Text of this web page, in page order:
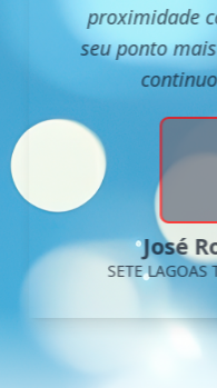
proximidade
seu ponto
José
SETE LAGOAS